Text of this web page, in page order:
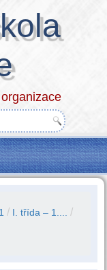
/ I. třída – 1.... /